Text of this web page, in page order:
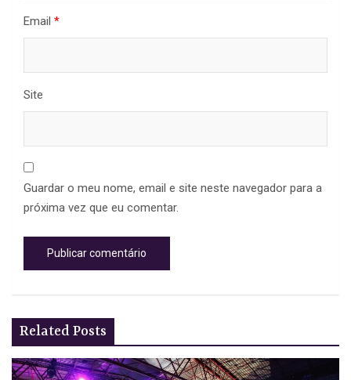
Email *
Site
Guardar o meu nome, email e site neste navegador para a
próxima vez que eu comentar.
Related Posts